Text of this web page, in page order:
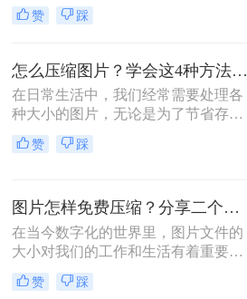
足上传、发送或存储的需求。那么照
片怎么压缩到500k以内呢？本文将介
方法。
赞 踩
怎么压缩图片？学会这4种方法可以轻松压缩大小!
在日常生活中，我们经常需要处理各
种大小的图片，无论是为了节省存储
空间，还是为了加快网页加载速度，
压缩图片都是一个非常实用的技能。
赞 踩
图片怎样免费压缩？分享二个简单易用的压缩方法！
在当今数字化的世界里，图片文件的
大小对我们的工作和生活有着重要影
响。无论是为了加速网页加载速度、
满足社交媒体平台的上传要求，还是
赞 踩